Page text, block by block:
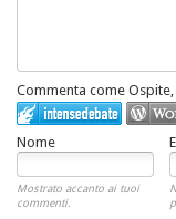
Commenta come
Nome
Mostrato accanto ai tuoi
commenti.